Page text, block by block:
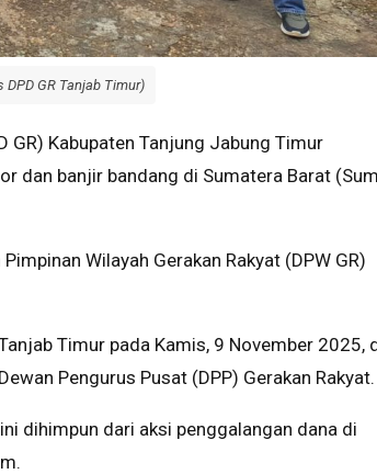
GR Tanjab Timur)
GR) Kabupaten Tanjung Jabung Timur
dan banjir bandang di Sumatera Barat
Wilayah Gerakan Rakyat (DPW GR)
Timur pada Kamis, 9 November 2025,
Pengurus Pusat (DPP) Gerakan Rakyat.
dihimpun dari aksi penggalangan dana di